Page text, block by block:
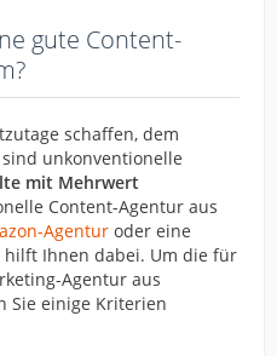
gute Content-
schaffen, dem
unkonventionelle
mit Mehrwert
Content-Agentur aus
Agentur oder eine
hilft Ihnen dabei. Um die für
Agentur aus
Sie einige Kriterien